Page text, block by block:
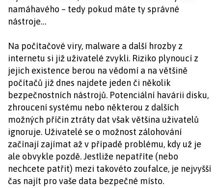
namáhavého – tedy pokud máte ty správné
nástroje…
Na počítačové viry, malware a další hrozby z
internetu si již uživatelé zvykli. Riziko plynoucí z
jejich existence berou na vědomí a na většině
počítačů již dnes najdete jeden či několik
bezpečnostních nástrojů. Potenciální havárii disku,
zhroucení systému nebo některou z dalších
možných příčin ztráty dat však většina uživatelů
ignoruje. Uživatelé se o možnost zálohování
začínají zajímat až v případě problému, kdy už je
ale obvykle pozdě. Jestliže nepatříte (nebo
nechcete patřit) mezi takovéto zoufalce, je nejvyšší
čas najít pro vaše data bezpečné místo.